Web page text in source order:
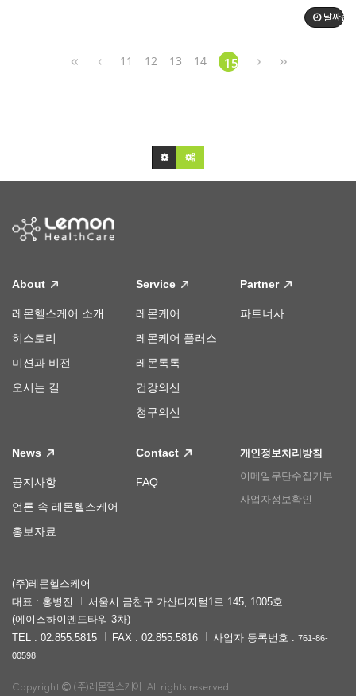
날짜순
11 12 13 14 15
About
레몬헬스케어 소개
히스토리
미션과 비전
오시는 길
Service
레몬케어
레몬케어 플러스
레몬톡톡
건강의신
청구의신
Partner
파트너사
News
공지사항
언론 속 레몬헬스케어
홍보자료
Contact
FAQ
개인정보처리방침
이메일무단수집거부
사업자정보확인
(주)레몬헬스케어
대표 : 홍병진
서울시 금천구 가산디지털1로 145, 1005호
(에이스하이엔드타워 3차)
TEL : 02.855.5815
FAX : 02.855.5816 사업자 등록번호 : 761-86-
00598
Copyright (주)레몬헬스케어. All rights reserved.